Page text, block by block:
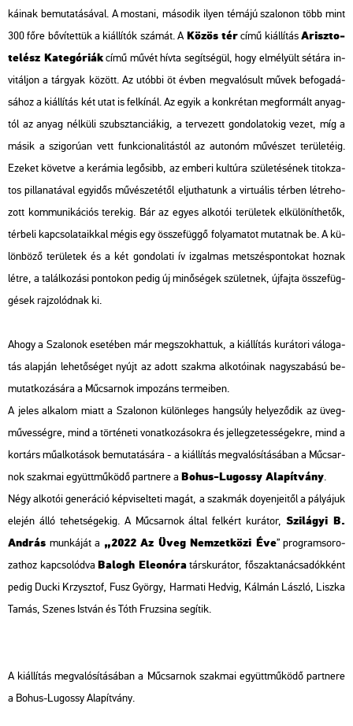
ká­i­nak be­mu­ta­tá­sá­val. A mos­ta­ni, má­so­dik ilyen té­má­jú sza­lo­non több mint
300 főre bő­ví­tet­tük a ki­ál­lí­tók szá­mát. A Közös tércímű ki­ál­lí­tásArisz­to­
te­lész Ka­te­gó­ri­ákcímű művét hívta se­gít­sé­gül, hogy el­mé­lyült sé­tá­ra in­
vi­tál­jon a tár­gyak kö­zött. Az utób­bi öt évben meg­va­ló­sult művek be­fo­ga­dá­
sá­hoz a ki­ál­lí­tás két utat is fel­kí­nál. Az egyik a konk­ré­tan meg­for­mált anyag­
tól az anyag nél­kü­li szubsz­tan­ci­á­kig, a ter­ve­zett gon­do­la­to­kig vezet, míg a
másik a szi­go­rú­an vett funk­ci­o­na­li­tás­tól az au­to­nóm mű­vé­szet te­rü­le­té­ig.
Eze­ket kö­vet­ve a ke­rá­mia leg­ősibb, az em­be­ri kul­tú­ra szü­le­té­sé­nek ti­tok­za­
tos pil­la­na­tá­val egy­idős mű­vé­sze­té­től el­jut­ha­tunk a vir­tu­á­lis tér­ben lét­re­ho­
zott kom­mu­ni­ká­ci­ós te­re­kig. Bár az egyes al­ko­tói te­rü­le­tek el­kü­lö­nít­he­tők,
tér­be­li kap­cso­la­ta­ik­kal mégis egy össze­füg­gő fo­lya­ma­tot mu­tat­nak be. A kü­
lön­bö­ző te­rü­le­tek és a két gon­do­la­ti ív iz­gal­mas met­szés­pon­to­kat hoz­nak
létre, a ta­lál­ko­zá­si pon­to­kon pedig új mi­nő­sé­gek szü­let­nek, új­faj­ta össze­füg­
gé­sek raj­zo­lód­nak ki.
Ahogy a Sza­lo­nok ese­té­ben már meg­szok­hat­tuk, a ki­ál­lí­tás ku­rá­to­ri vá­lo­ga­
tás alap­ján le­he­tő­sé­get nyújt az adott szak­ma al­ko­tó­i­nak nagy­sza­bá­sú be­
mu­tat­ko­zá­sá­ra a Mű­csar­nok im­po­záns ter­me­i­ben.
A jeles al­ka­lom miatt a Sza­lo­non kü­lön­le­ges hang­súly he­lye­ző­dik az üveg­
mű­ves­ség­re, mind a tör­té­ne­ti vo­nat­ko­zá­sok­ra és jel­leg­ze­tes­sé­gek­re, mind a
kor­társ mű­al­ko­tá­sok be­mu­ta­tá­sá­ra - a ki­ál­lí­tás meg­va­ló­sí­tá­sá­ban a Mű­csar­
nok szak­mai együtt­mű­kö­dő part­ne­re a Bohus-Lu­gossy Ala­pít­vány.
Négy al­ko­tói ge­ne­rá­ció kép­vi­sel­te­ti magát, a szak­mák do­yen­je­i­től a pá­lyá­juk
ele­jén álló te­het­sé­ge­kig. A Mű­csar­nok által fel­kért ku­rá­tor,Szi­lá­gyi B.
And­rás mun­ká­ját a „2022 Az Üveg Nem­zet­kö­zi Éve” prog­ram­so­ro­
zat­hoz kap­cso­lód­vaBa­logh Ele­o­nó­ratárs­ku­rá­tor, fő­szak­ta­nács­adók­ként
pedig Ducki Krzy­sztof, Fusz György, Har­ma­ti Hed­vig, Kál­mán Lász­ló, Lisz­ka
Tamás, Sze­nes Ist­ván és Tóth Fru­zsi­na se­gí­tik.
A ki­ál­lí­tás meg­va­ló­sí­tá­sá­ban a Mű­csar­nok szak­mai együtt­mű­kö­dő part­ne­re
a Bohus-Lu­gossyAla­pít­vány.